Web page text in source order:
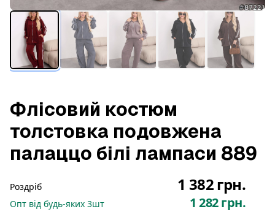
Флісовий костюм
толстовка подовжена
палаццо білі лампаси 889
Роздріб 1 382 грн.
Опт від будь-яких 3шт 1 282 грн.